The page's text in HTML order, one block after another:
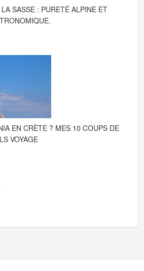
LA SASSE : PURETÉ ALPINE ET
EN CRÈTE ? MES 10 COUPS DE
VOYAGE